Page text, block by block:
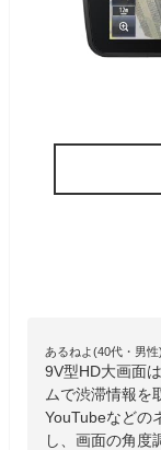
あるねよ(40代・男性)
9V型HD大画面
ムで渋滞情報を
YouTubeなどの
し、画面の角度